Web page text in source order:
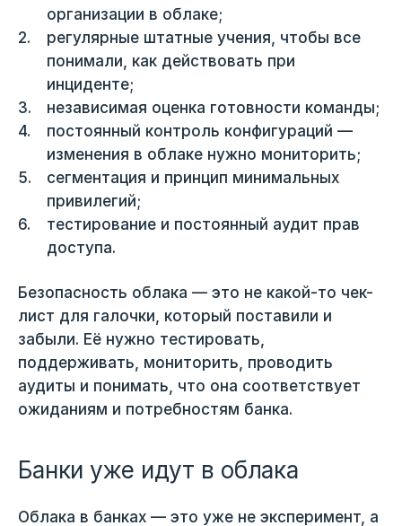
организации в облаке;
регулярные штатные учения, чтобы все
понимали, как действовать при
инциденте;
независимая оценка готовности команды;
постоянный контроль конфигураций —
изменения в облаке нужно мониторить;
сегментация и принцип минимальных
привилегий;
тестирование и постоянный аудит прав
доступа.
Безопасность облака — это не какой-то чек-
лист для галочки, который поставили и
забыли. Её нужно тестировать,
поддерживать, мониторить, проводить
аудиты и понимать, что она соответствует
ожиданиям и потребностям банка.
Банки уже идут в облака
Облака в банках — это уже не эксперимент, а